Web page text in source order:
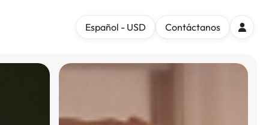
Español - USD Contáctanos